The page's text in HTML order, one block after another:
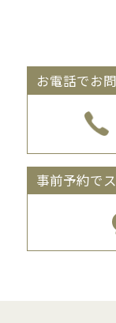
お電話でお
事前予約で